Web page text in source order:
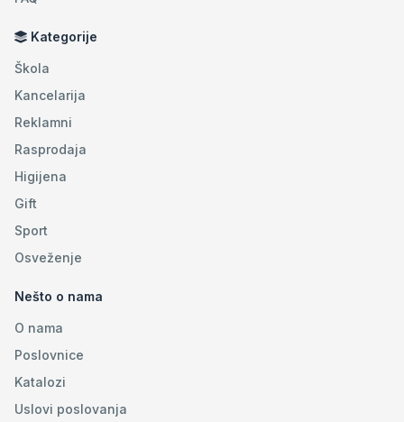
Kategorije
Škola
Kancelarija
Reklamni
Rasprodaja
Higijena
Gift
Sport
Osveženje
Nešto o nama
O nama
Poslovnice
Katalozi
Uslovi poslovanja